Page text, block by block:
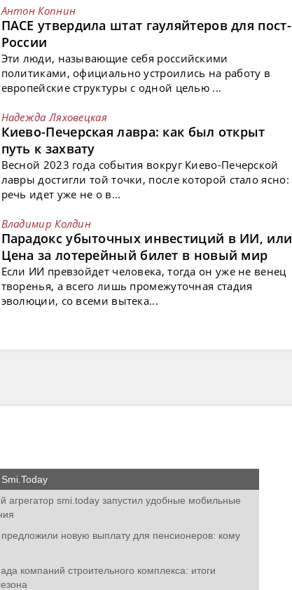
Антон Копнин
ПАСЕ утвердила штат гауляйтеров для пост-
России
Эти люди, называющие себя российскими
политиками, официально устроились на работу в
европейские структуры с одной целью ...
Надежда Ляховецкая
Киево-Печерская лавра: как был открыт
путь к захвату
Весной 2023 года события вокруг Киево-Печерской
лавры достигли той точки, после которой стало ясно:
речь идет уже не о в...
Владимир Колдин
Парадокс убыточных инвестиций в ИИ, или
Цена за лотерейный билет в новый мир
Если ИИ превзойдет человека, тогда он уже не венец
творенья, а всего лишь промежуточная стадия
эволюции, со всеми вытека...